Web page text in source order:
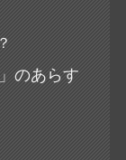
のあらす